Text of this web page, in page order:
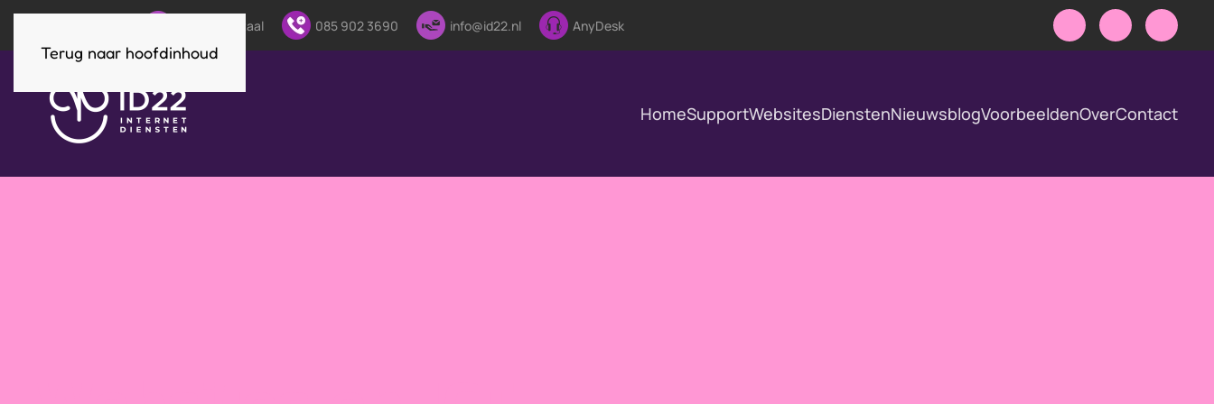
Terug naar hoofdinhoud
Klantenportaal 085 902 3690 info@id22.nl AnyDesk
HomeSupportWebsitesDienstenNieuwsblogVoorbeeldenOverContact